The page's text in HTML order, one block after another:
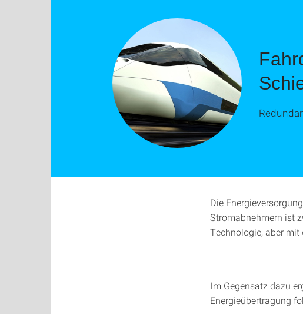
Die
Stromabnehmern ist
Technologie, aber mit
Im Gegensatz dazu
Energieübertragung